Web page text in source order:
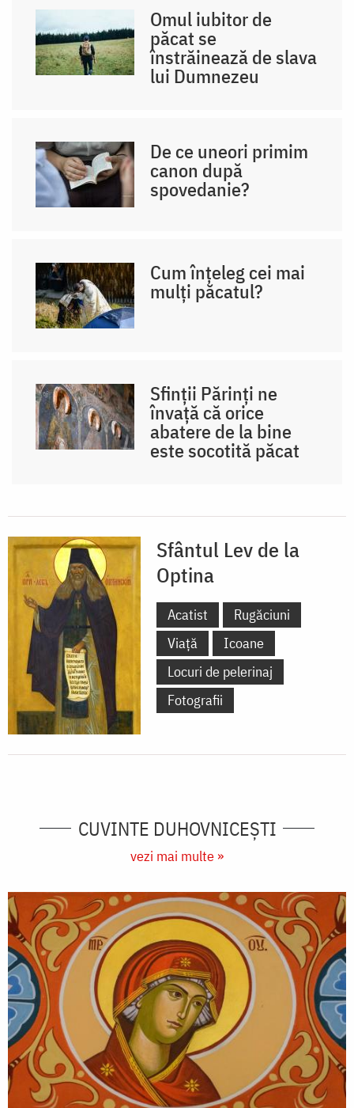
Omul iubitor de
păcat se
înstrăinează de slava
lui Dumnezeu
De ce uneori primim
canon după
spovedanie?
Cum înțeleg cei mai
mulți păcatul?
Sfinții Părinți ne
învață că orice
abatere de la bine
este socotită păcat
Sfântul Lev de la
Optina
Acatist
Rugăciuni
Viață
Icoane
Locuri de pelerinaj
Fotografii
CUVINTE DUHOVNICEȘTI
vezi mai multe »